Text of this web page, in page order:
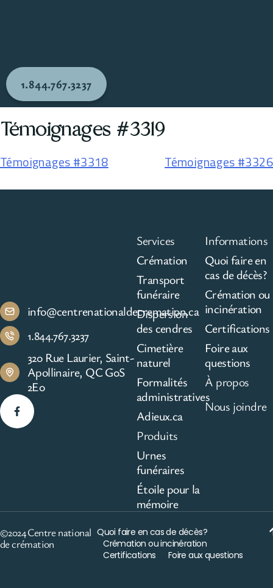
1.844.767.3237
Témoignages #3319
Témoignages #3318 Témoignages #3326
info@centrenationaldecremation.ca
1.844.767.3237
320 Rue Laurier, Saint-
Apollinaire, QC G0S
2E0
Services
Crémation
Transport
funéraire
Dispersion
des cendres
Cimetière
naturel
Formalités
administratives
Adieux.ca
Produits
Urnes
funéraires
Étoile pour la
mémoire
Informations
Quoi faire en
cas de décès?
Crémation ou
incinération
Certifications
Foire aux
questions
À propos
Nous joindre
©2024 Centre national
de crémation
Quoi faire en cas de décès?
Crémation ou incinération
Certifications
Foire aux questions